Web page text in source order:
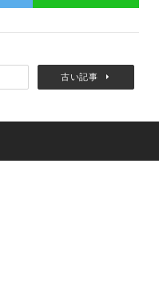
古い記事